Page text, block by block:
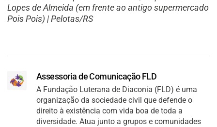
Lopes de Almeida (em frente ao antigo supermercado
Pois Pois) | Pelotas/RS
Assessoria de Comunicação FLD
A Fundação Luterana de Diaconia (FLD) é uma
organização da sociedade civil que defende o
direito à existência com vida boa de toda a
diversidade. Atua junto a grupos e comunidades